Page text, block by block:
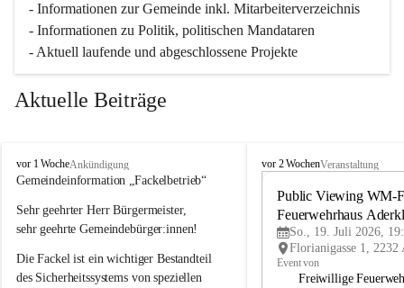
- Informationen zur Gemeinde inkl. Mitarbeiterverzeichnis
- Informationen zu Politik, politischen Mandataren
- Aktuell laufende und abgeschlossene Projekte
Aktuelle Beiträge
A
d
r
k
a
a
vor 1 WocheAnkündigung
Gemeindeinformation „Fackelbetrieb“
Sehr geehrter Herr Bürgermeister,
sehr geehrte Gemeindebürger:innen!
Die Fackel ist ein wichtiger Bestandteil
des Sicherheitssystems von speziellen
A
vor 2 WochenVeranstaltung
Public Viewing WM-
Feuerwehrhaus
So., 19. Juli 2026,
Event von
Freiwillige